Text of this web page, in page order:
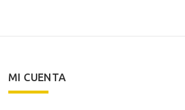
MI CUENTA